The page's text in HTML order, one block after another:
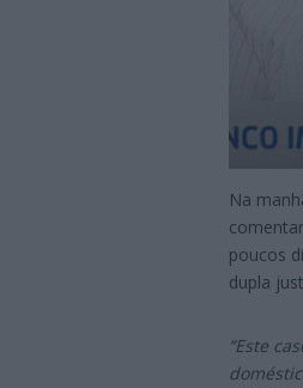
Na
poucos
dupla
“Este